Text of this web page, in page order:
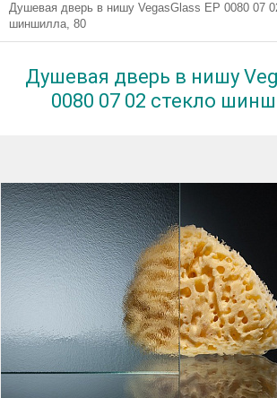
Душевая дверь в нишу VegasGlass EP 0080 07
шиншилла, 80
Душевая дверь в нишу
0080 07 02 стекло